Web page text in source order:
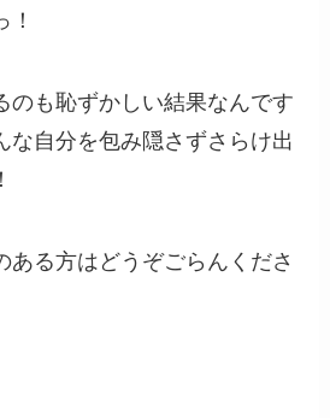
のも恥ずかしい結果なんです
な自分を包み隠さずさらけ出
ある方はどうぞごらんくださ